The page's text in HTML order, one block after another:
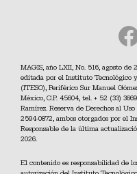
MAGIS, año LXII, No. 516, agosto
editada por el Instituto Tecnológico
(ITESO), Periférico Sur Manuel
México, C.P. 45604, tel. + 52 (33)
Ramírez. Reserva de Derechos al
2594-0872, ambos otorgados por el
Responsable de la última
2026.
El contenido es responsabilidad de